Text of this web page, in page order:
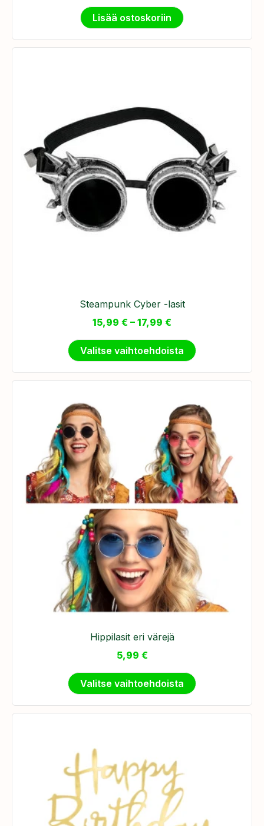
Lisää ostoskoriin
Steampunk Cyber -lasit
15,99 € – 17,99 €
Valitse vaihtoehdoista
Hippilasit eri värejä
5,99 €
Valitse vaihtoehdoista